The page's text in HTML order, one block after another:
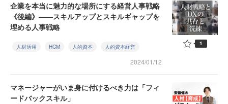
企業を本当に魅力的な場所にする経営人事戦略
《後編》——スキルアップとスキルギャップを
埋める人事戦略
人材活用 HCM 人的資本 人的資本経営
2024/01/12
1
マネージャーがいま身に付けるべき力は「フィ
ードバックスキル」